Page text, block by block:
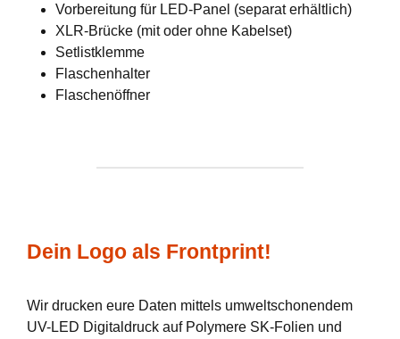
Vorbereitung für LED-Panel (separat erhältlich)
XLR-Brücke (mit oder ohne Kabelset)
Setlistklemme
Flaschenhalter
Flaschenöffner
Dein Logo als Frontprint!
Wir drucken eure Daten mittels umweltschonendem
UV-LED Digitaldruck auf Polymere SK-Folien und